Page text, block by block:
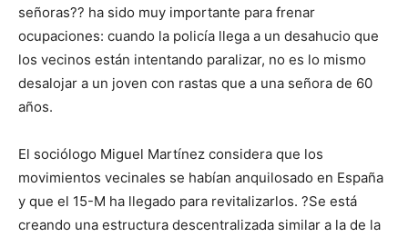
señoras?? ha sido muy importante para frenar
ocupaciones: cuando la policía llega a un desahucio que
los vecinos están intentando paralizar, no es lo mismo
desalojar a un joven con rastas que a una señora de 60
años.
El sociólogo Miguel Martínez considera que los
movimientos vecinales se habían anquilosado en España
y que el 15-M ha llegado para revitalizarlos. ?Se está
creando una estructura descentralizada similar a la de la